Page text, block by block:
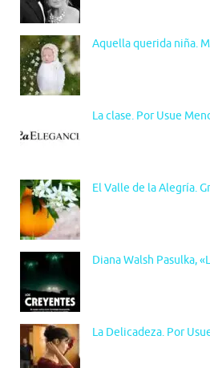
Aquella querida niña.
La clase. Por Usue
El Valle de la Alegría.
Diana Walsh Pasulka,
La Delicadeza. Por